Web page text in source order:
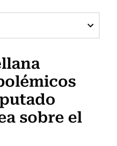
Usach
sobre el